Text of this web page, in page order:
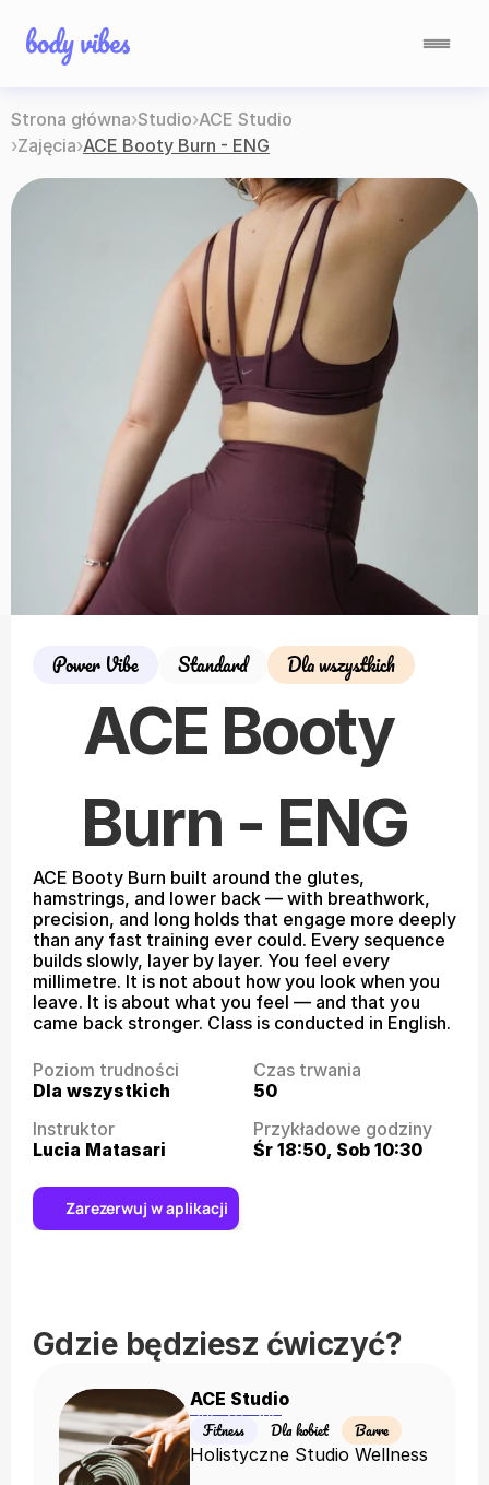
Strona główna›Studio›ACE Studio
›Zajęcia›ACE Booty Burn - ENG
Power Vibe Standard Dla wszystkich
ACE Booty
Burn - ENG
ACE Booty Burn built around the glutes,
hamstrings, and lower back — with breathwork,
precision, and long holds that engage more deeply
than any fast training ever could. Every sequence
builds slowly, layer by layer. You feel every
millimetre. It is not about how you look when you
leave. It is about what you feel — and that you
came back stronger. Class is conducted in English.
Poziom trudności
Dla wszystkich
Czas trwania
50
Instruktor
Lucia Matasari
Przykładowe godziny
Śr 18:50, Sob 10:30
Zarezerwuj w aplikacji
Gdzie będziesz ćwiczyć?
ACE Studio
Fitness Dla kobiet Barre
Holistyczne Studio Wellness